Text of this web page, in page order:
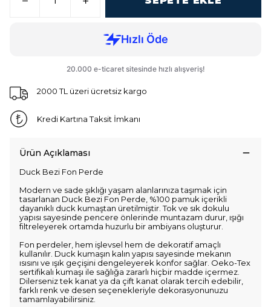
2000 TL üzeri ücretsiz kargo
Kredi Kartına Taksit İmkanı
Ürün Açıklaması
Duck Bezi Fon Perde
Modern ve sade şıklığı yaşam alanlarınıza taşımak için
tasarlanan Duck Bezi Fon Perde, %100 pamuk içerikli
dayanıklı duck kumaştan üretilmiştir. Tok ve sık dokulu
yapısı sayesinde pencere önlerinde muntazam durur, ışığı
filtreleyerek ortamda huzurlu bir ambiyans oluşturur.
Fon perdeler, hem işlevsel hem de dekoratif amaçlı
kullanılır. Duck kumaşın kalın yapısı sayesinde mekanın
ısısını ve ışık geçişini dengeleyerek konfor sağlar. Oeko-Tex
sertifikalı kumaşı ile sağlığa zararlı hiçbir madde içermez.
Dilerseniz tek kanat ya da çift kanat olarak tercih edebilir,
farklı renk ve desen seçenekleriyle dekorasyonunuzu
tamamlayabilirsiniz.